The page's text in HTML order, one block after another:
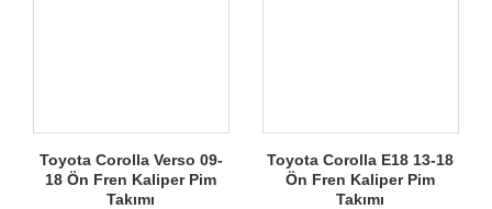
Toyota Corolla Verso 09-
18 Ön Fren Kaliper Pim
Takımı
Toyota Corolla E18 13-18
Ön Fren Kaliper Pim
Takımı